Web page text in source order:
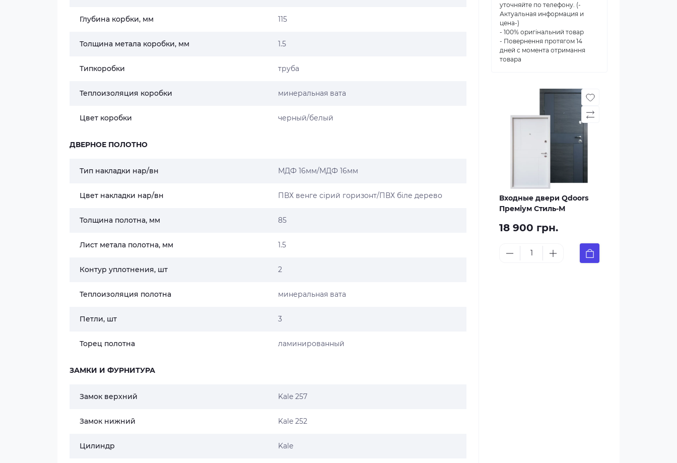
Глубина корбки, мм 115
Толщина метала коробки, мм 1.5
Типкоробки труба
Теплоизоляция коробки минеральная вата
Цвет коробки черный/белый
ДВЕРНОЕ ПОЛОТНО
Тип накладки нар/вн МДФ 16мм/МДФ 16мм
Цвет накладки нар/вн ПВХ венге сірий горизонт/ПВХ біле дерево
Толщина полотна, мм 85
Лист метала полотна, мм 1.5
Контур уплотнения, шт 2
Теплоизоляция полотна минеральная вата
Петли, шт 3
Торец полотна ламинированный
ЗАМКИ И ФУРНИТУРА
Замок верхний Kale 257
Замок нижний Kale 252
Цилиндр Kale
уточняйте по телефону. (-
Актуальная информация и
цена-)
- 100% оригінальний товар
- Повернення протягом 14
дней с момента отримання
товара
Входные двери Qdoors
Преміум Стиль-М
18 900 грн.